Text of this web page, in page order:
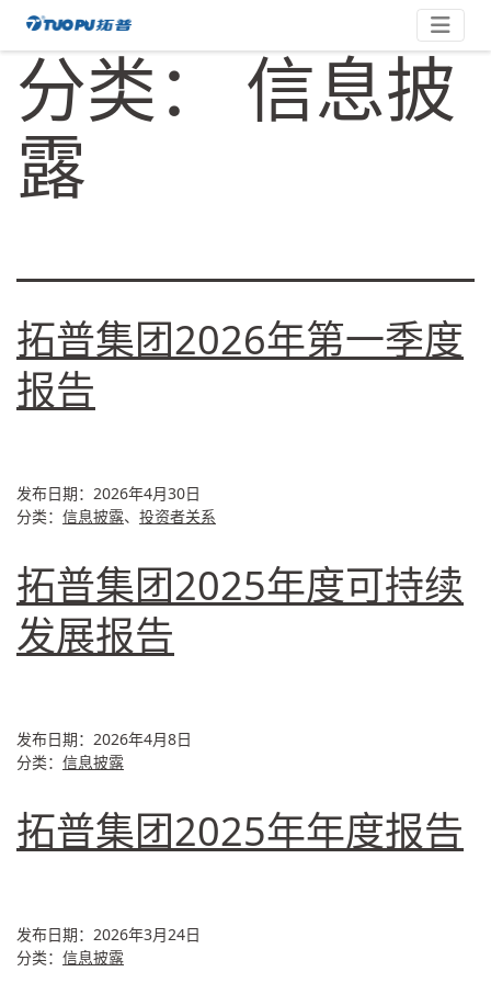
拓
普
科
技
平
企
分类： 信息披
露
拓普集团2026年第一季度
报告
发布日期： 2026年4月30日
分类： 信息披露、 投资者关系
拓普集团2025年度可持续
发展报告
发布日期： 2026年4月8日
分类： 信息披露
拓普集团2025年年度报告
发布日期： 2026年3月24日
分类： 信息披露